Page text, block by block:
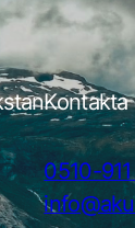
Kontakta
0510-